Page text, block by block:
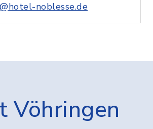
noblesse.de
Vöhringen